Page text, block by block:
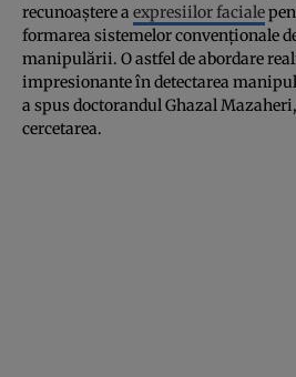
recunoaștere a expresiilor faciale
formarea sistemelor convenționale
manipulării. O astfel de abordare
impresionante în detectarea
a spus doctorandul Ghazal
cercetarea.